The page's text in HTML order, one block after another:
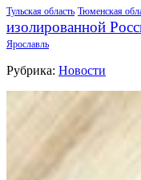
Тульская область Тюменская
изолированной
Ярославль
Рубрика: Новости